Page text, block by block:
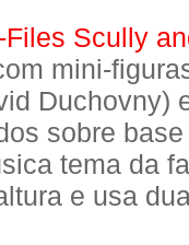
Files Scully
mini-
Duchovny)
sobre
tema da
e usa